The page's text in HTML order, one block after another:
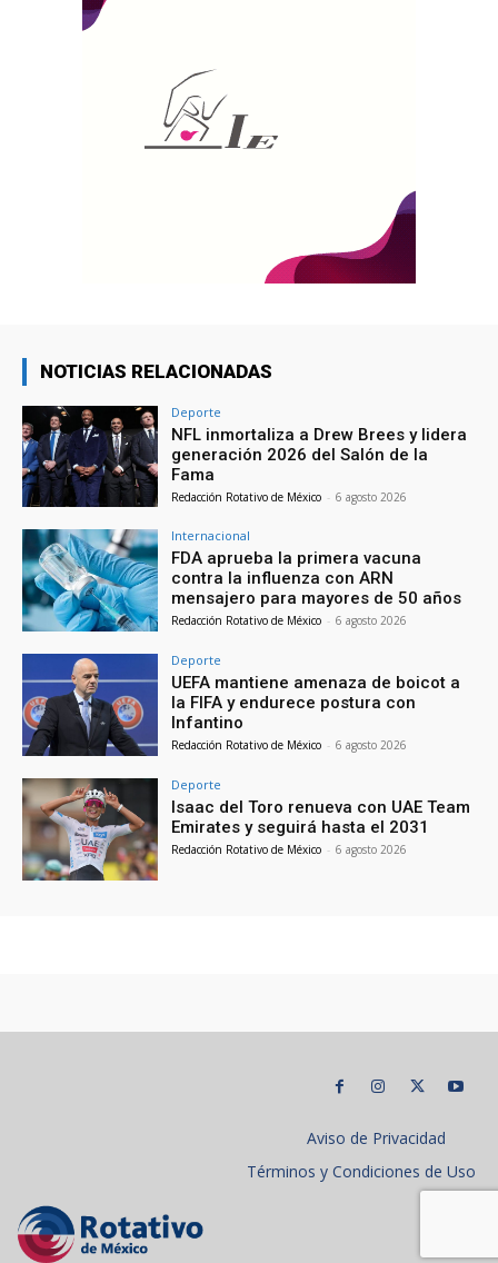
NOTICIAS RELACIONADAS
Deporte
NFL inmortaliza a Drew Brees y lidera
generación 2026 del Salón de la
Fama
Redacción Rotativo de México - 6 agosto 2026
Internacional
FDA aprueba la primera vacuna
contra la influenza con ARN
mensajero para mayores de 50 años
Redacción Rotativo de México - 6 agosto 2026
Deporte
UEFA mantiene amenaza de boicot a
la FIFA y endurece postura con
Infantino
Redacción Rotativo de México - 6 agosto 2026
Deporte
Isaac del Toro renueva con UAE Team
Emirates y seguirá hasta el 2031
Redacción Rotativo de México - 6 agosto 2026
Aviso de Privacidad
Términos y Condiciones de Uso